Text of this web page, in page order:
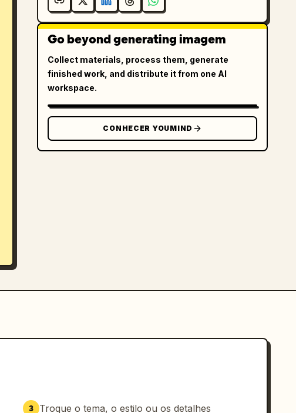
Go beyond generating imagem
Collect materials, process them, generate
finished work, and distribute it from one AI
workspace.
CONHECER YOUMIND
3
Troque o tema, o estilo ou os detalhes